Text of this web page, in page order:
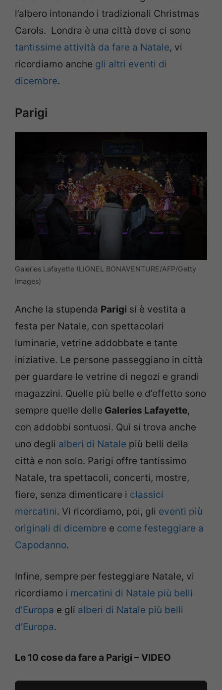
l’albero intonando i tradizionali Christmas
Carols. Londra è una città dove ci sono
tantissime attività da fare a Natale, vi
ricordiamo anche gli altri eventi di
dicembre.
Parigi
Galeries Lafayette (LIONEL BONAVENTURE/AFP/Getty
Images)
Anche la stupenda Parigi si è vestita a
festa per Natale, con spettacolari
luminarie, vetrine addobbate e tante
iniziative. Le persone passeggiano in città
per guardare le vetrine di negozi e grandi
magazzini. Quelle più belle e d’effetto sono
sempre quelle delle Galeries Lafayette,
con addobbi sontuosi. Qui si trova anche
uno degli alberi di Natale più belli della
città e non solo. Parigi offre tantissimo
Natale, tra spettacoli, concerti, mostre,
fiere, senza dimenticare i classici
mercatini. Vi ricordiamo, poi, gli eventi più
originali di dicembre e come festeggiare a
Capodanno.
Infine, sempre per festeggiare Natale, vi
ricordiamo i mercatini di Natale più belli
d’Europa e gli alberi di Natale più belli
d’Europa.
Le 10 cose da fare a Parigi – VIDEO